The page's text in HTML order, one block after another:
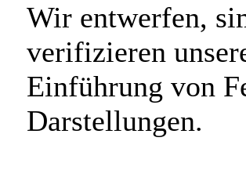
Wir entwerfen,
verifizieren
Einführung von
Darstellungen.